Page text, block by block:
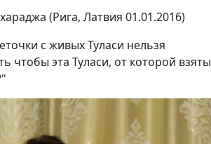
(Рига, Латвия 01.01.2016)
с живых Туласи нельзя
чтобы эта Туласи, от которой взяты